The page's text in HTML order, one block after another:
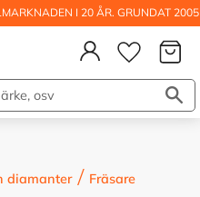
I 20 ÅR. GRUNDAT 2005
diamanter
Fräsare